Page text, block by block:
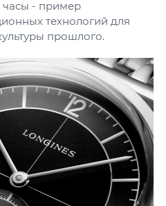
часы - пример
технологий для
прошлого.